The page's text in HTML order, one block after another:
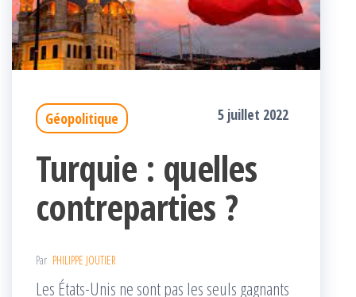
Géopolitique 5 juillet 2022
Turquie : quelles
contreparties ?
Par PHILIPPE JOUTIER
Les États-Unis ne sont pas les seuls gagnants